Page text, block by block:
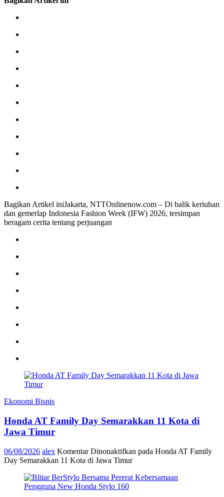
Bagikan Artikel iniJakarta, NTTOnlinenow.com – Di balik keriuhan
dan gemerlap Indonesia Fashion Week (IFW) 2026, tersimpan
beragam cerita tentang perjuangan
Ekonomi Bisnis
Honda AT Family Day Semarakkan 11 Kota di
Jawa Timur
06/08/2026 alex Komentar Dinonaktifkan pada Honda AT Family
Day Semarakkan 11 Kota di Jawa Timur